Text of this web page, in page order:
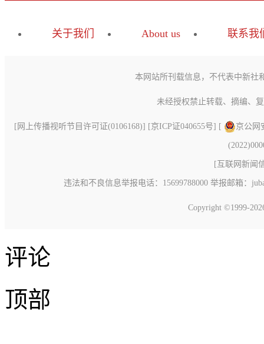
关于我们 About us 联系我
本网站所刊载信息，不代表中新社
未经授权禁止转载、摘编、
[ 网上传播视听节目许可证(0106168)] [京ICP证040655号] [ 京公网
[ 互联网新闻
违法和不良信息举报电话：15699788000 举报邮箱：
Copyright ©1999-
评论
顶部